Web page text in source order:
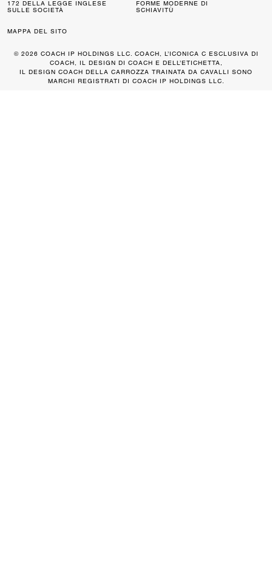
172 DELLA LEGGE INGLESE
SULLE SOCIETÀ
FORME MODERNE DI
SCHIAVITÙ
MAPPA DEL SITO
© 2026 COACH IP HOLDINGS LLC. COACH, L’ICONICA C ESCLUSIVA DI
COACH, IL DESIGN DI COACH E DELL’ETICHETTA,
IL DESIGN COACH DELLA CARROZZA TRAINATA DA CAVALLI SONO
MARCHI REGISTRATI DI COACH IP HOLDINGS LLC.